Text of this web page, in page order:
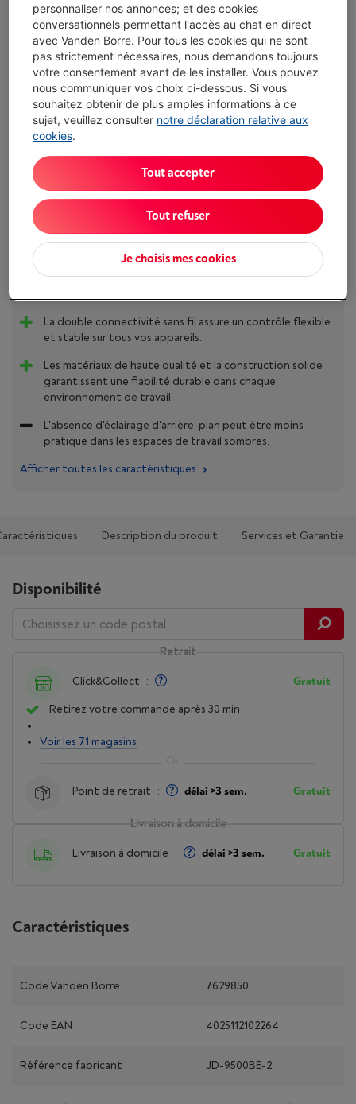
Disponibilité limitée- Voir le stock
€ 139,99
Oupayer par mois-Simulation
Attention, emprunter de l'argent coûte aussi de l'argent.
Comparer
Atouts
Le design premium élégant offre une expérience de
La double connectivité sans fil assure un contrôle flexible
et stable sur tous vos appareils.
Les matériaux de haute qualité et la construction solide
garantissent une fiabilité durable dans chaque
environnement de travail.
L'absence d'éclairage d'arrière-plan peut être moins
pratique dans les espaces de travail sombres.
Afficher toutes les caractéristiques
Description du produit Services et Garantie
Disponibilité
Livraison à domicile
Livraison à domicile : délai >3 sem. Gratuit
Retrait
Click&Collect : Gratuit
Retirez votre commande après 30 min
Voir les 71 magasins
Point de retrait : délai >3 sem. Gratuit
Caractéristiques
Code Vanden Borre 7629850
Code EAN 4025112102264
Référence fabricant JD-9500BE-2
personnaliser nos annonces; et des cookies
conversationnels permettant l'accès au chat en direct
avec Vanden Borre. Pour tous les cookies qui ne sont
pas strictement nécessaires, nous demandons toujours
votre consentement avant de les installer. Vous pouvez
nous communiquer vos choix ci-dessous. Si vous
souhaitez obtenir de plus amples informations à ce
sujet, veuillez consulter notre déclaration relative aux
cookies.
Je choisis mes cookies
Tout refuser
Tout accepter